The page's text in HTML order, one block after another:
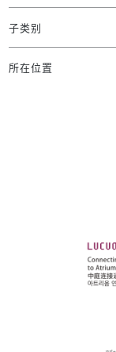
子类别
所在位置